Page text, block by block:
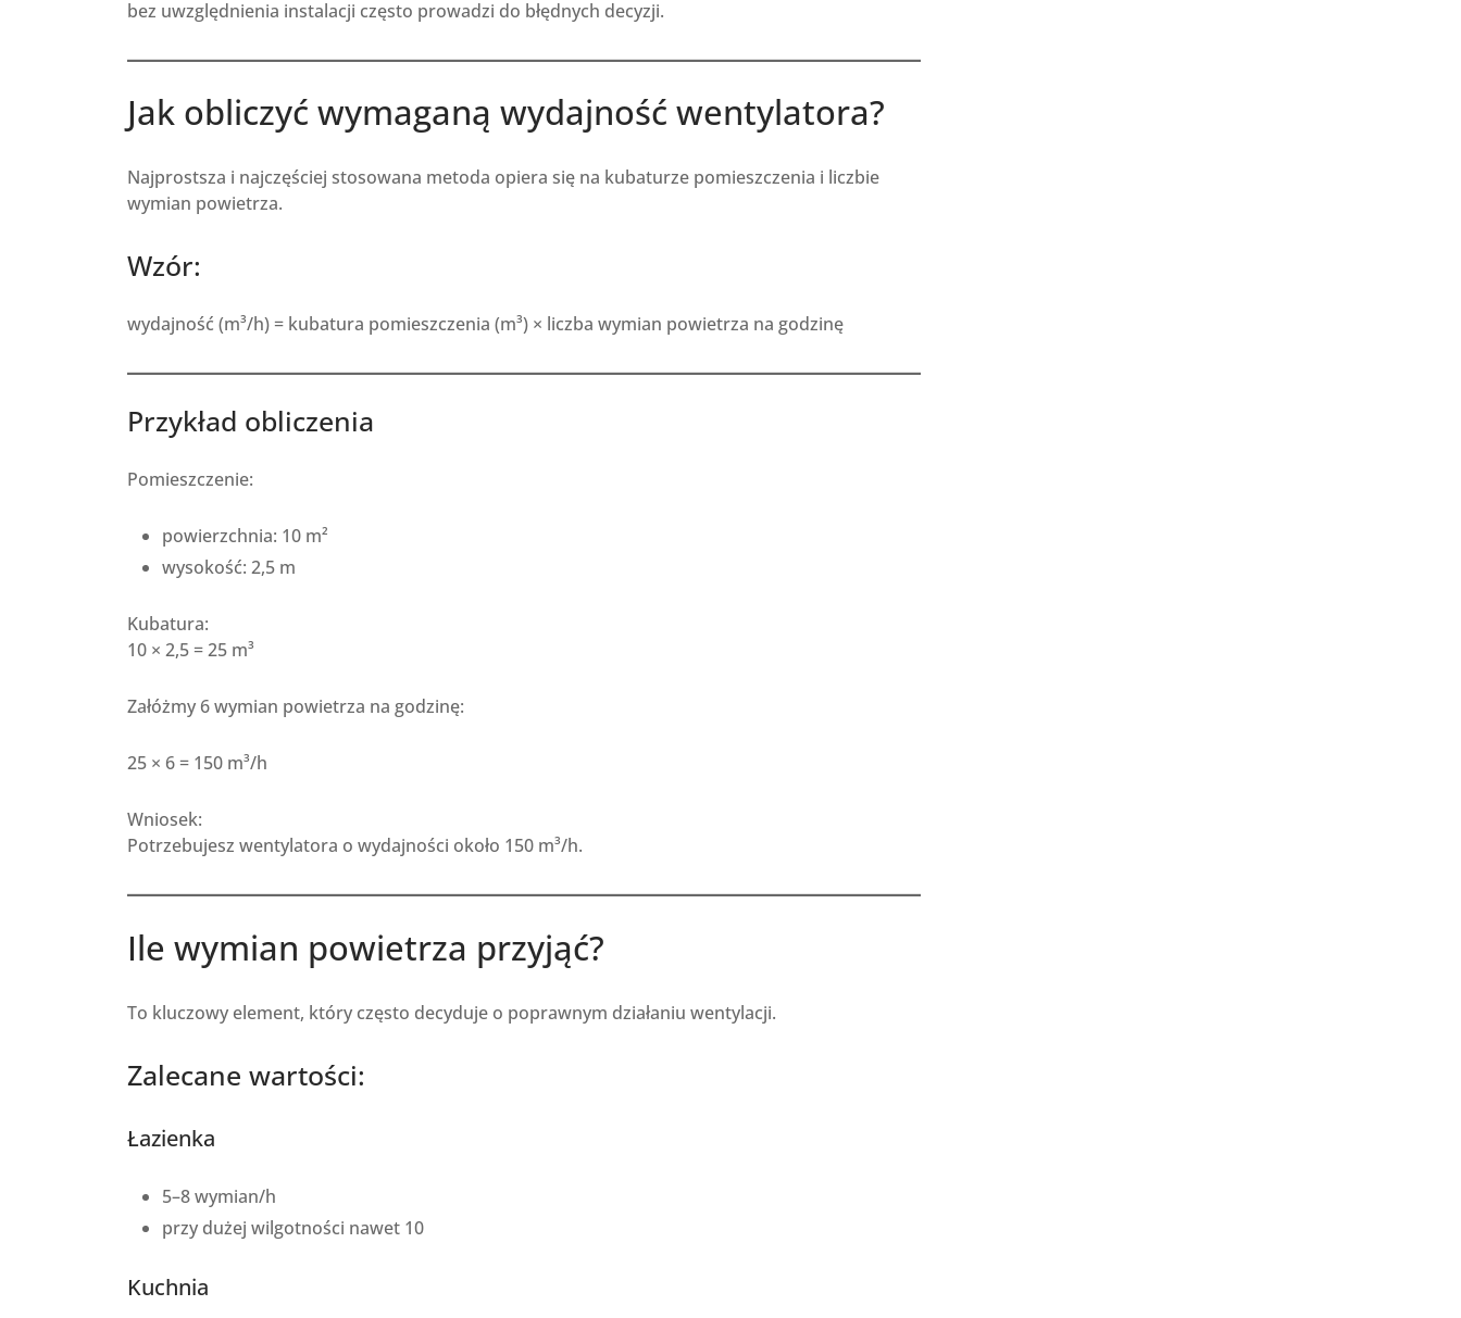
bez uwzględnienia instalacji często prowadzi do błędnych decyzji.
Jak obliczyć wymaganą wydajność wentylatora?
Najprostsza i najczęściej stosowana metoda opiera się na kubaturze pomieszczenia i liczbie
wymian powietrza.
Wzór:
wydajność (m³/h) = kubatura pomieszczenia (m³) × liczba wymian powietrza na godzinę
Przykład obliczenia
Pomieszczenie:
powierzchnia: 10 m²
wysokość: 2,5 m
Kubatura:
10 × 2,5 = 25 m³
Załóżmy 6 wymian powietrza na godzinę:
25 × 6 = 150 m³/h
Wniosek:
Potrzebujesz wentylatora o wydajności około 150 m³/h.
Ile wymian powietrza przyjąć?
To kluczowy element, który często decyduje o poprawnym działaniu wentylacji.
Zalecane wartości:
Łazienka
5–8 wymian/h
przy dużej wilgotności nawet 10
Kuchnia